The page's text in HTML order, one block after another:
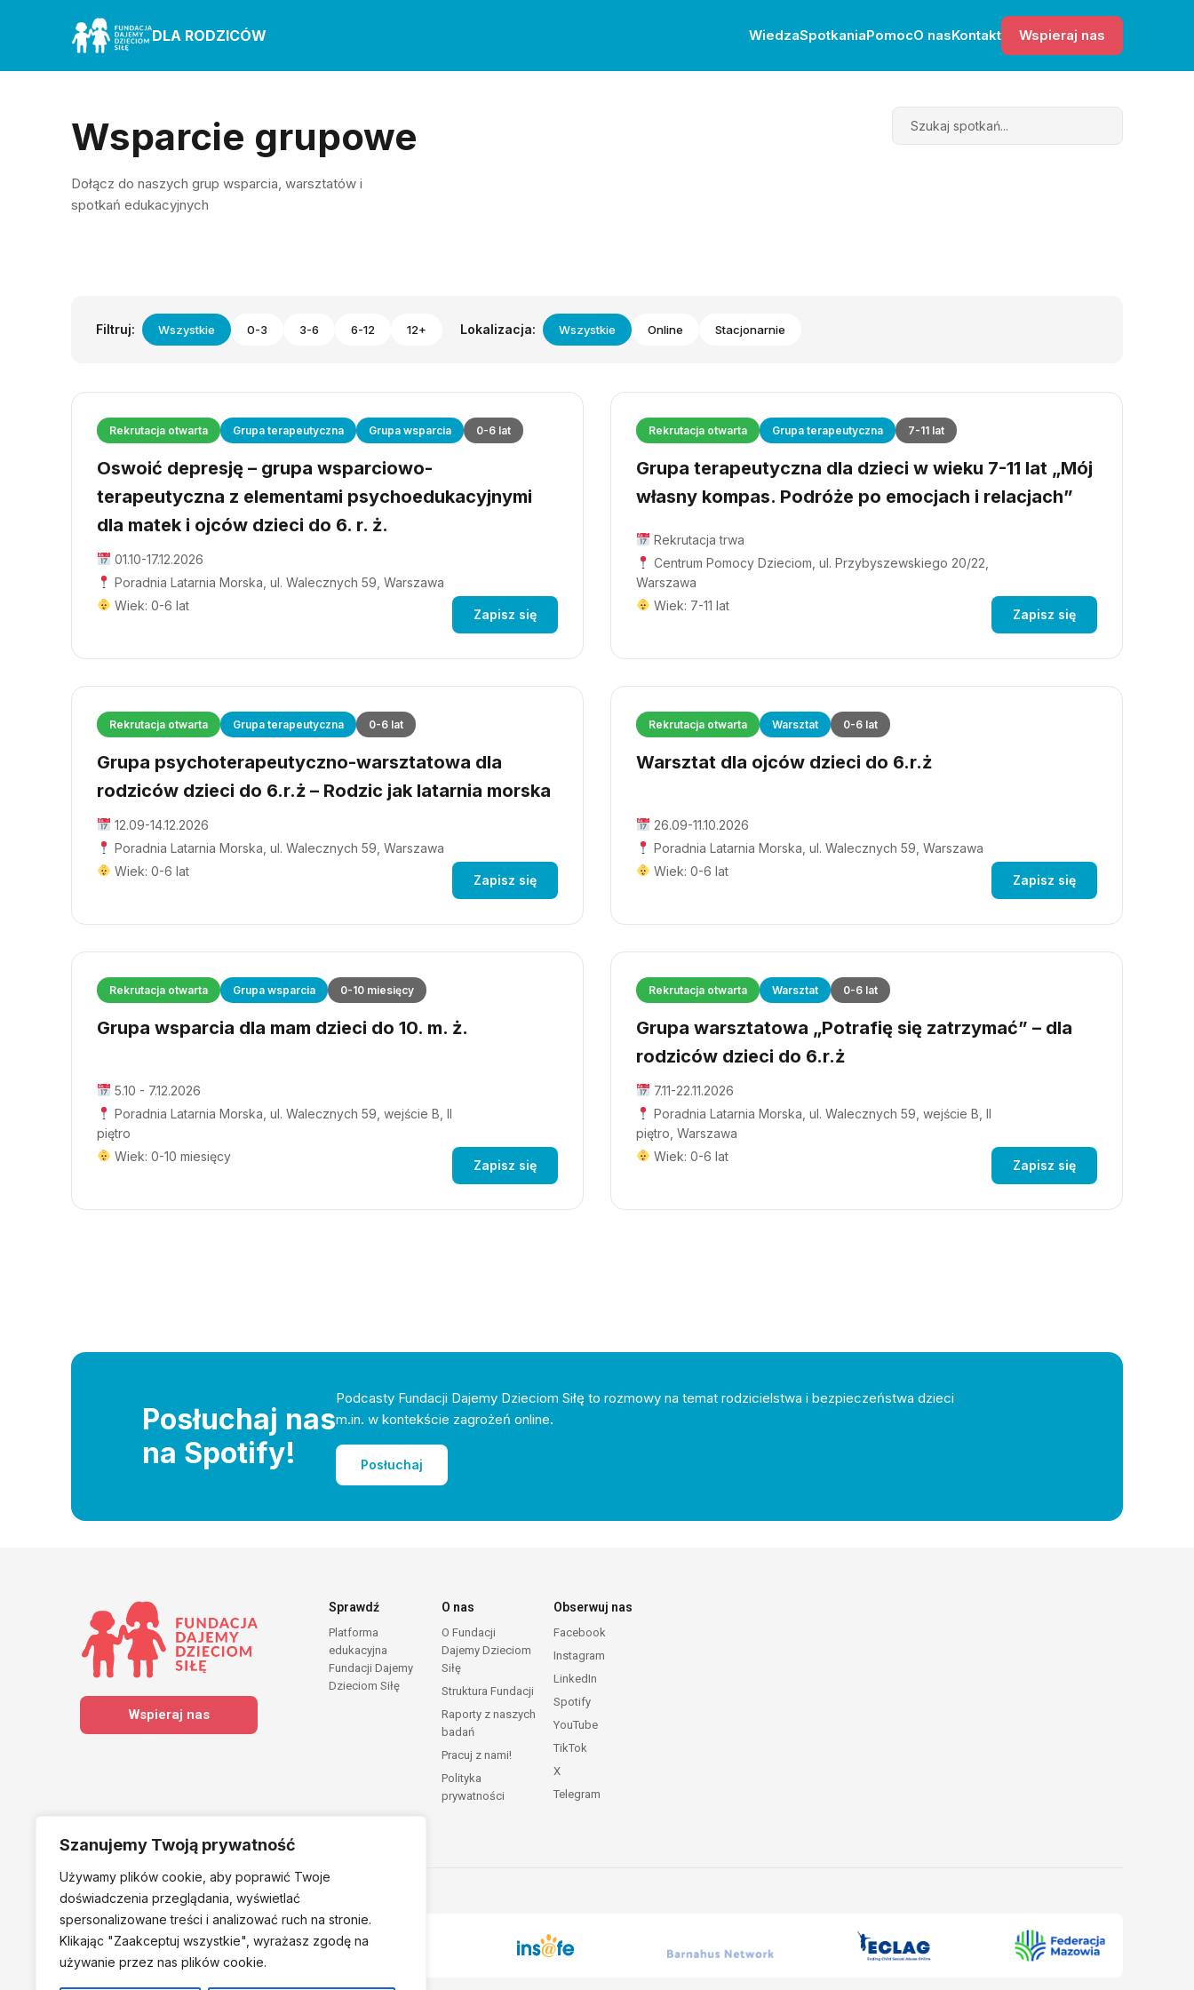
Szanujemy Twoją prywatność
Używamy plików cookie, aby poprawić Twoje
doświadczenia przeglądania, wyświetlać
spersonalizowane treści i analizować ruch na stronie.
Klikając "Zaakceptuj wszystkie", wyrażasz zgodę na
używanie przez nas plików cookie.
DLA RODZICÓW WiedzaSpotkaniaPomocO nasKontakt Wspieraj nas
Wsparcie grupowe
Dołącz do naszych grup wsparcia, warsztatów i
spotkań edukacyjnych
Search
Filtruj: Wszystkie 0-3 3-6 6-12 12+ Lokalizacja: Wszystkie Online Stacjonarnie
Rekrutacja otwarta Grupa terapeutyczna Grupa wsparcia 0-6 lat
Oswoić depresję – grupa wsparciowo-
terapeutyczna z elementami psychoedukacyjnymi
dla matek i ojców dzieci do 6. r. ż.
01.10-17.12.2026
Poradnia Latarnia Morska, ul. Walecznych 59, Warszawa
Wiek: 0-6 lat
Zapisz się
Rekrutacja otwarta Grupa terapeutyczna 7-11 lat
Grupa terapeutyczna dla dzieci w wieku 7-11 lat „Mój
własny kompas. Podróże po emocjach i relacjach”
Rekrutacja trwa
Centrum Pomocy Dzieciom, ul. Przybyszewskiego 20/22,
Warszawa
Wiek: 7-11 lat
Zapisz się
Rekrutacja otwarta Grupa terapeutyczna 0-6 lat
Grupa psychoterapeutyczno-warsztatowa dla
rodziców dzieci do 6.r.ż – Rodzic jak latarnia morska
12.09-14.12.2026
Poradnia Latarnia Morska, ul. Walecznych 59, Warszawa
Wiek: 0-6 lat
Zapisz się
Rekrutacja otwarta Warsztat 0-6 lat
Warsztat dla ojców dzieci do 6.r.ż
26.09-11.10.2026
Poradnia Latarnia Morska, ul. Walecznych 59, Warszawa
Wiek: 0-6 lat
Zapisz się
Rekrutacja otwarta Grupa wsparcia 0-10 miesięcy
Grupa wsparcia dla mam dzieci do 10. m. ż.
5.10 - 7.12.2026
Poradnia Latarnia Morska, ul. Walecznych 59, wejście B, II
piętro
Wiek: 0-10 miesięcy
Zapisz się
Rekrutacja otwarta Warsztat 0-6 lat
Grupa warsztatowa „Potrafię się zatrzymać” – dla
rodziców dzieci do 6.r.ż
7.11-22.11.2026
Poradnia Latarnia Morska, ul. Walecznych 59, wejście B, II
piętro, Warszawa
Wiek: 0-6 lat
Zapisz się
Posłuchaj nas
na Spotify!
Podcasty Fundacji Dajemy Dzieciom Siłę to rozmowy na temat rodzicielstwa i bezpieczeństwa dzieci
m.in. w kontekście zagrożeń online.
Posłuchaj
Wspieraj nas
Sprawdź
Platforma
edukacyjna
Fundacji Dajemy
Dzieciom Siłę
O nas
O Fundacji
Dajemy Dzieciom
Siłę
Struktura Fundacji
Raporty z naszych
badań
Pracuj z nami!
Polityka
prywatności
Obserwuj nas
Facebook
Instagram
LinkedIn
Spotify
YouTube
TikTok
X
Telegram
Należymy do